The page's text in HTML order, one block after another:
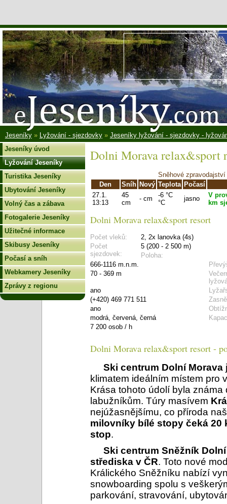
Jeseníky» Lyžování - sjezdovky» Jeseníky lyžování - sjezdovky -
Dolni Morava relax&sport
Sněhové
Den
Sníh Nový Teplota Počasí
27.1.
13:13
45
cm
- cm
-6 °C
°C
jasno
V
km
Dolni Morava relax&sport resort
Počet vleků:
2, 2x lanovka (4s)
Počet
sjezdovek:
5 (200 - 2 500 m)
Poloha:
666-1116 m.n.m.
70 - 369 m
ano
(+420) 469 771 511
ano
modrá, červená, černá
7 200 osob / h
Dolni Morava relax&sport resort -
Ski centrum Dolní Morava
klimatem ideálním místem pro
Krása tohoto údolí byla
labužníkům. Túry masívem
nejúžasnějšímu, co příroda
milovníky bílé stopy čeká
stop.
Ski centrum Sněžník
střediska v ČR. Toto nové
Králického Sněžníku nabízí
snowboarding spolu s
parkování, stravování,
Jeseníky úvod
Lyžování Jeseníky
Turistika Jeseníky
Ubytování Jeseníky
Volný čas a zábava
Fotogalerie Jeseníky
Užitečné informace
Skibusy Jeseníky
Počasí a sníh
Webkamery Jeseníky
Zprávy z regionu